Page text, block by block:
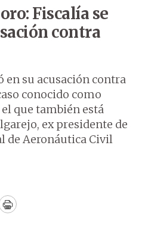
Fiscalía se
contra
en su acusación contra
conocido como
que también está
ex presidente de
de Aeronáutica Civil
Print